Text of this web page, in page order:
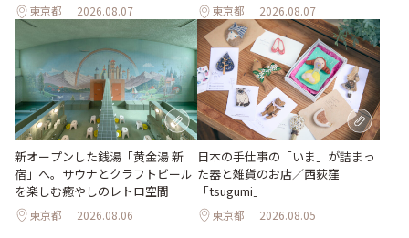
東京都 2026.08.07 東京都 2026.08.07
新オープンした銭湯「黄金湯 新
宿」へ。サウナとクラフトビール
を楽しむ癒やしのレトロ空間
東京都 2026.08.06
日本の手仕事の「いま」が詰まっ
た器と雑貨のお店／西荻窪
「tsugumi」
東京都 2026.08.05